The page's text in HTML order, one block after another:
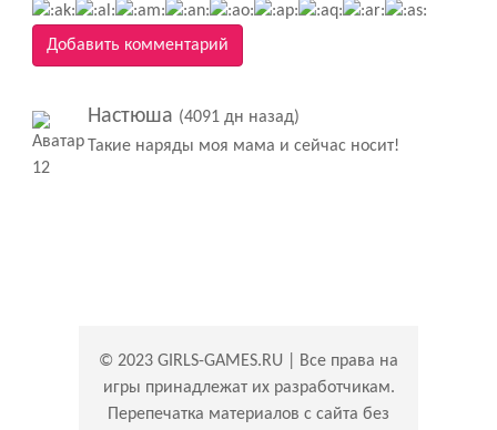
Добавить комментарий
Настюша (4091 дн назад)
Такие наряды моя мама и сейчас носит!
© 2023 GIRLS-GAMES.RU | Все права на
игры принадлежат их разработчикам.
Перепечатка материалов с сайта без